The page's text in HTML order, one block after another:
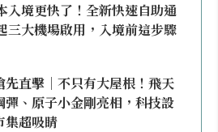
入境更快了！全新快速自助通
三大機場啟用，入境前這步驟
先直擊｜不只有大屋根！飛天
彈、原子小金剛亮相，科技設
集超吸睛